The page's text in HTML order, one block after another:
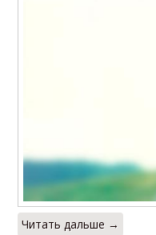
Читать дальше →